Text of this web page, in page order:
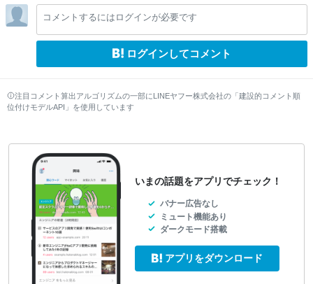
コメントするにはログインが必要です
ログインしてコメント
注目コメント算出アルゴリズムの一部にLINEヤフー株式会社の「建設的コメント順
位付けモデルAPI」を使用しています
いまの話題をアプリでチェック！
バナー広告なし
ミュート機能あり
ダークモード搭載
アプリをダウンロード